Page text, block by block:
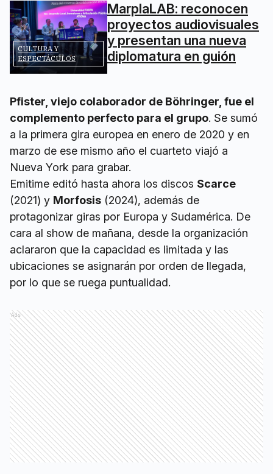
CULTURA Y
ESPECTÁCULOS
MarplaLAB: reconocen
proyectos audiovisuales
y presentan una nueva
diplomatura en guión
Pfister, viejo colaborador de Böhringer, fue el
complemento perfecto para el grupo. Se sumó
a la primera gira europea en enero de 2020 y en
marzo de ese mismo año el cuarteto viajó a
Nueva York para grabar.
Emitime editó hasta ahora los discos Scarce
(2021) y Morfosis (2024), además de
protagonizar giras por Europa y Sudamérica. De
cara al show de mañana, desde la organización
aclararon que la capacidad es limitada y las
ubicaciones se asignarán por orden de llegada,
por lo que se ruega puntualidad.
Ads